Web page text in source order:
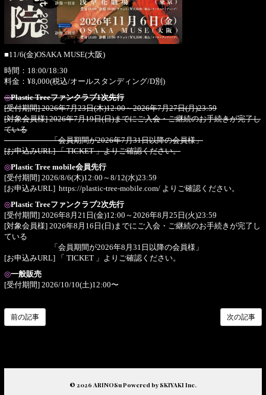
■11/6(金)OSAKA MUSE(大阪)
時間：18:00/18:30
料金：¥8,000(税込/オールスタンディング/D別)
◎Plastic Treeファンクラブ1次先行
[受付期間] 2026年7月23日(木)12:00～2026年7月27日(月)23:59
[対象会員様] 2026年7月19日(日)までにご入会・ご継続のお手続きが完了し
ている
「会員期間が2026年7月31日以降の会員様」
[お申込みURL] 「TICKET 」よりご確認ください。
◎Plastic Tree mobile会員先行
[受付期間] 2026/8/6(木)12:00～8/12(水)23:59
[お申込みURL] https://plastic-tree-mobile.com/ よりご確認ください。
◎Plastic Treeファンクラブ2次先行
[受付期間] 2026年8月21日(金)12:00～2026年8月25日(火)23:59
[対象会員様] 2026年8月16日(日)までにご入会・ご継続のお手続きが完了し
ている
「会員期間が2026年8月31日以降の会員様」
[お申込みURL] 「 TICKET 」よりご確認ください。
◎一般販売
[受付期間] 2026/10/10(土)12:00〜
次の記事
前の記事
© 2026 ARINOSu Powered by SKIYAKI Inc.